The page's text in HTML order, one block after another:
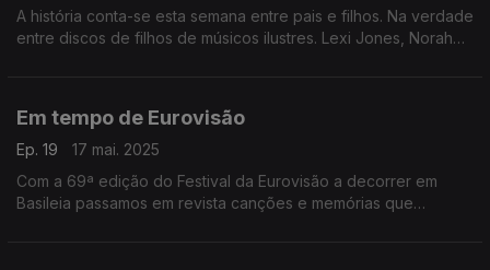
A história conta-se esta semana entre pais e filhos. Na verdade
entre discos de filhos de músicos ilustres. Lexi Jones, Norah
Em tempo de Eurovisão
Ep. 19
17 mai. 2025
Com a 69ª edição do Festival da Eurovisão a decorrer em
Basileia passamos em revista canções e memórias que